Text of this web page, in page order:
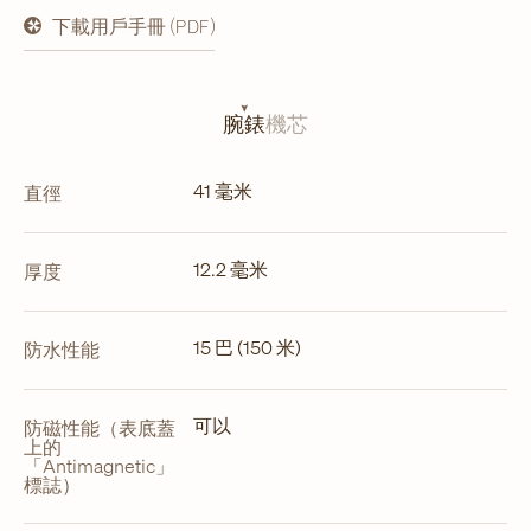
下載用戶手冊 (PDF)
在
新
腕錶機芯
直徑 41 毫米
厚度 12.2 毫米
防水性能 15 巴 (150 米)
防磁性能（表底蓋
上的
「Antimagnetic」
標誌）
可以